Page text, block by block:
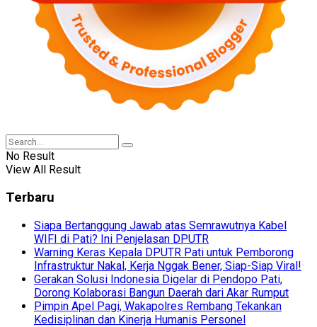
No Result
View All Result
Terbaru
Siapa Bertanggung Jawab atas Semrawutnya Kabel
WIFI di Pati? Ini Penjelasan DPUTR
Warning Keras Kepala DPUTR Pati untuk Pemborong
Infrastruktur Nakal, Kerja Nggak Bener, Siap-Siap Viral!
Gerakan Solusi Indonesia Digelar di Pendopo Pati,
Dorong Kolaborasi Bangun Daerah dari Akar Rumput
Pimpin Apel Pagi, Wakapolres Rembang Tekankan
Kedisiplinan dan Kinerja Humanis Personel